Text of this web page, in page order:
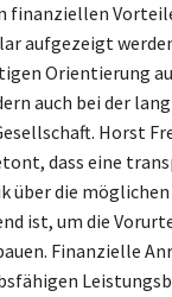
finanziellen
aufgezeigt
Orientierung
auch bei der
Horst
dass eine
die
ist, um die
Finanzielle